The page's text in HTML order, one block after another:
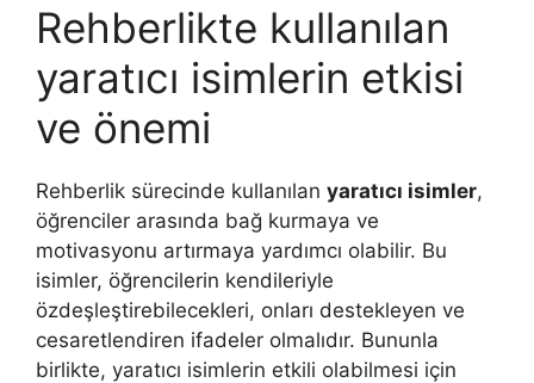
Rehberlikte kullanılan
yaratıcı isimlerin etkisi
ve önemi
Rehberlik sürecinde kullanılan yaratıcı isimler,
öğrenciler arasında bağ kurmaya ve
motivasyonu artırmaya yardımcı olabilir. Bu
isimler, öğrencilerin kendileriyle
özdeşleştirebilecekleri, onları destekleyen ve
cesaretlendiren ifadeler olmalıdır. Bununla
birlikte, yaratıcı isimlerin etkili olabilmesi için